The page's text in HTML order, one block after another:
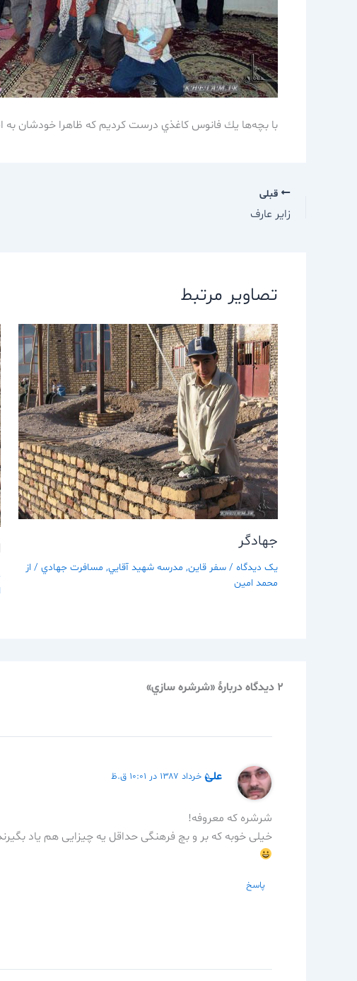
با بچه‌ها يك فانوس كاغذي درست كرديم كه ظاهرا خودشان به
قبلی
زاير عارف
تصاویر مرتبط
جهادگر
یک دیدگاه / سفر قاين, مدرسه شهيد آقايي, مسافرت جهادي / از
محمد امین
2 دیدگاه دربارهٔ «شرشره سازي»
علی
۵ خرداد ۱۳۸۷ در ۱۰:۰۱ ق.ظ
شرشره که معروفه!
خیلی خوبه که بر و بچ فرهنگی حداقل یه چیزایی هم یاد
پاسخ